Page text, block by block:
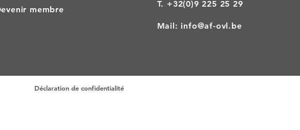
membre
T. +32(0)9 225 25 29
Mail: info@af-ovl.be
Déclaration de confidentialité